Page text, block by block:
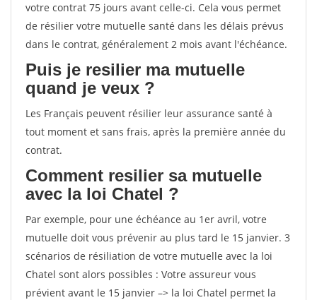
votre contrat 75 jours avant celle-ci. Cela vous permet
de résilier votre mutuelle santé dans les délais prévus
dans le contrat, généralement 2 mois avant l'échéance.
Puis je resilier ma mutuelle
quand je veux ?
Les Français peuvent résilier leur assurance santé à
tout moment et sans frais, après la première année du
contrat.
Comment resilier sa mutuelle
avec la loi Chatel ?
Par exemple, pour une échéance au 1er avril, votre
mutuelle doit vous prévenir au plus tard le 15 janvier. 3
scénarios de résiliation de votre mutuelle avec la loi
Chatel sont alors possibles : Votre assureur vous
prévient avant le 15 janvier –> la loi Chatel permet la